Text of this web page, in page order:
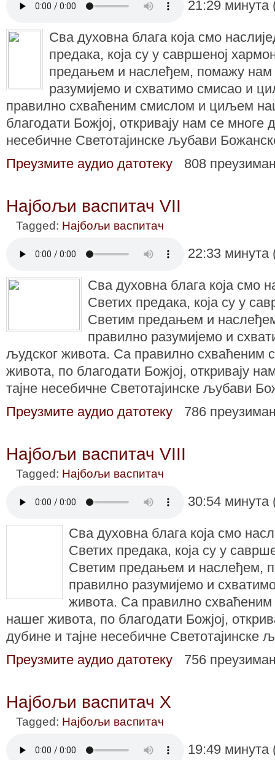
21:29
Сва духовна блага која смо
предака, која су у савршеној
предањем и наслеђем, помажу нам
разумијемо и схватимо смисао и
правилно схваћеним смислом и циљем
благодати Божјој, откривају нам се многе
несебичне Светотајинске љубави
Преузмите аудио датотеку
808
Најбољи васпитач VII
Tagged: Најбољи васпитач
22:33
Сва духовна блага која смо
Светих предака, која су у
Светим предањем и
правилно разумијемо и
људског живота. Са правилно
живота, по благодати Божјој, откривају
тајне несебичне Светотајинске љубави
Преузмите аудио датотеку
786
Најбољи васпитач VIII
Tagged: Најбољи васпитач
30:54
Сва духовна блага која смо
Светих предака, која су у
Светим предањем и наслеђем,
правилно разумијемо и
живота. Са правилно
нашег живота, по благодати Божјој,
дубине и тајне несебичне Светотајинске
Преузмите аудио датотеку
756
Најбољи васпитач X
Tagged: Најбољи васпитач
19:49